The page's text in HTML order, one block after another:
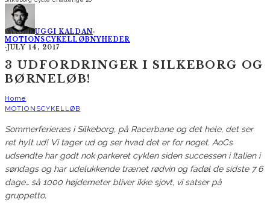
UGGI KALDAN·
MOTIONSCYKELLØBNYHEDER
·JULY 14, 2017
3 UDFORDRINGER I SILKEBORG OG
BØRNELØB!
Home
MOTIONSCYKELLØB
Sommerferieræs i Silkeborg, på Racerbane og det hele, det ser
ret hylt ud! Vi tager ud og ser hvad det er for noget. AoCs
udsendte har godt nok parkeret cyklen siden successen i Italien i
søndags og har udelukkende trænet rødvin og fadøl de sidste 7 6
dage… så 1000 højdemeter bliver ikke sjovt, vi satser på
gruppetto.